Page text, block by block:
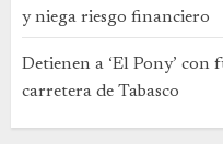
y niega riesgo financiero
Detienen a ‘El Pony’
carretera de Tabasco